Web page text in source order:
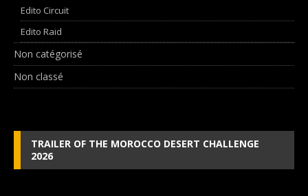
Edito Circuit
Edito Raid
Non catégorisé
Non classé
TRAILER OF THE MOROCCO DESERT CHALLENGE
2026